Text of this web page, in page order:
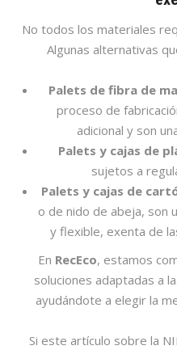
No todos los materiales
Algunas alternativas
Palets de fibra de
proceso de
adicional y son
Palets y cajas de
sujetos a
Palets y cajas de
o de nido de abeja, son
y flexible, exenta de
En RecEco, estamos
soluciones adaptadas a
ayudándote a elegir la
Si este artículo sobre la